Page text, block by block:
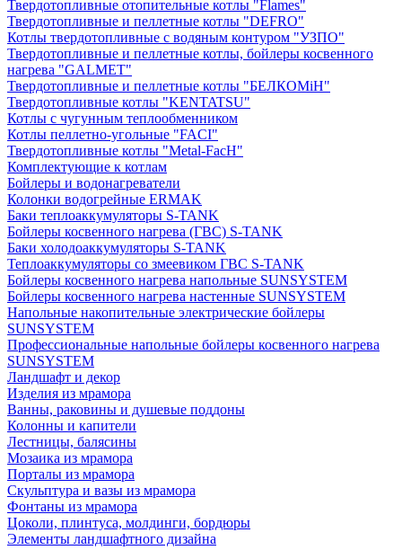
Твердотопливные отопительные котлы "Flames"
Твердотопливные и пеллетные котлы "DEFRO"
Котлы твердотопливные с водяным контуром "УЗПО"
Твердотопливные и пеллетные котлы, бойлеры косвенного
нагрева "GALMET"
Твердотопливные и пеллетные котлы "БЕЛКОМiН"
Твердотопливные котлы "KENTATSU"
Котлы с чугунным теплообменником
Котлы пеллетно-угольные "FACI"
Твердотопливные котлы "Metal-FacH"
Комплектующие к котлам
Бойлеры и водонагреватели
Колонки водогрейные ERMAK
Баки теплоаккумуляторы S-TANK
Бойлеры косвенного нагрева (ГВС) S-TANK
Баки холодоаккумуляторы S-TANK
Теплоаккумуляторы со змеевиком ГВС S-TANK
Бойлеры косвенного нагрева напольные SUNSYSTEM
Бойлеры косвенного нагрева настенные SUNSYSTEM
Напольные накопительные электрические бойлеры
SUNSYSTEM
Профессиональные напольные бойлеры косвенного нагрева
SUNSYSTEM
Ландшафт и декор
Изделия из мрамора
Ванны, раковины и душевые поддоны
Колонны и капители
Лестницы, балясины
Мозаика из мрамора
Порталы из мрамора
Скульптура и вазы из мрамора
Фонтаны из мрамора
Цоколи, плинтуса, молдинги, бордюры
Элементы ландшафтного дизайна